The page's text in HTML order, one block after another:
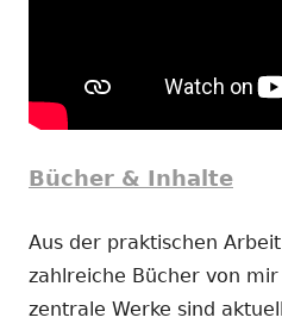
Bücher & Inhalte
Aus der praktischen
zahlreiche Bücher von
zentrale Werke sind